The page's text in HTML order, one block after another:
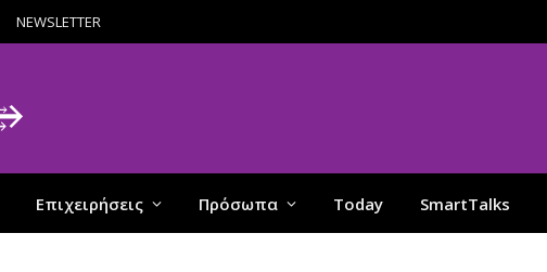
NEWSLETTER
Επιχειρήσεις Πρόσωπα Today SmartTalks